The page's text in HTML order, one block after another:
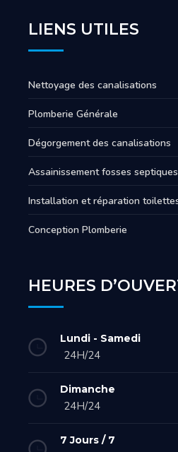
LIENS UTILES
Nettoyage des canalisations
Plomberie Générale
Dégorgement des canalisations
Assainissement fosses septiques
Installation et réparation
Conception Plomberie
HEURES
Lundi - Samedi
24H/24
Dimanche
24H/24
7 Jours / 7